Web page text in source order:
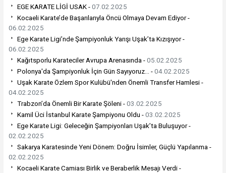
EGE KARATE LİGİ USAK -07.02.2025
Kocaeli Karate’de Başarılarıyla Öncü Olmaya Devam Ediyor -
06.02.2025
Ege Karate Ligi’nde Şampiyonluk Yarışı Uşak’ta Kızışıyor -
06.02.2025
Kağıtsporlu Karateciler Avrupa Arenasında -05.02.2025
Polonya'da Şampiyonluk İçin Gün Sayıyoruz... -04.02.2025
Uşak Karate Özlem Spor Kulübü'nden Önemli Transfer Hamlesi -
04.02.2025
Trabzon’da Önemli Bir Karate Şöleni -03.02.2025
Kamil Üci İstanbul Karate Şampiyonu Oldu -03.02.2025
Ege Karate Ligi: Geleceğin Şampiyonları Uşak’ta Buluşuyor -
02.02.2025
Sakarya Karatesinde Yeni Dönem: Doğru İsimler, Güçlü Yapılanma -
02.02.2025
Kocaeli Karate Camiası Birlik ve Beraberlik Mesajı Verdi -